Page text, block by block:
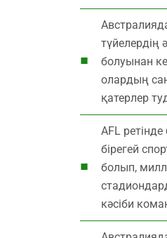
түйелердің
болуынан
олардың
қатерлер
AFL
бірегей
болып,
кәсіби